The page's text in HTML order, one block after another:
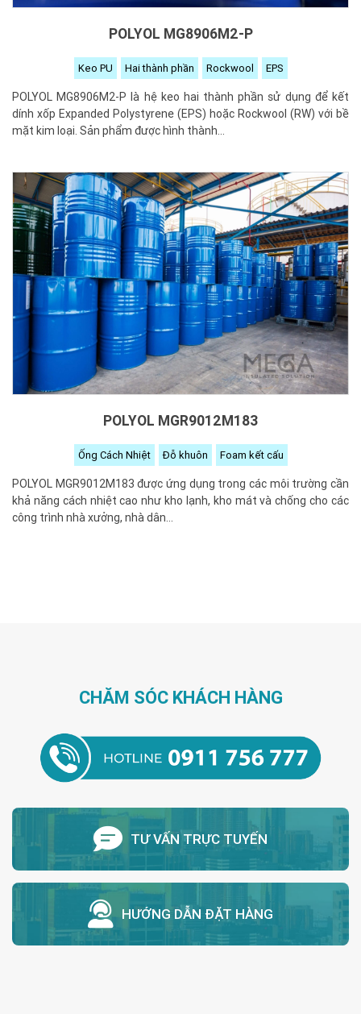
POLYOL MG8906M2-P
Keo PU Hai thành phần Rockwool EPS
POLYOL MG8906M2-P là hệ keo hai thành phần sử dụng để kết
dính xốp Expanded Polystyrene (EPS) hoặc Rockwool (RW) với bề
mặt kim loại. Sản phẩm được hình thành...
POLYOL MGR9012M183
Ống Cách Nhiệt Đỗ khuôn Foam kết cấu
POLYOL MGR9012M183 được ứng dụng trong các môi trường cần
khả năng cách nhiệt cao như kho lạnh, kho mát và chống cho các
công trình nhà xưởng, nhà dân...
CHĂM SÓC KHÁCH HÀNG
TƯ VẤN TRỰC TUYẾN
HƯỚNG DẪN ĐẶT HÀNG